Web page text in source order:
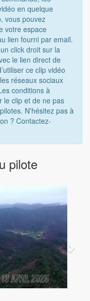
en quelque
vous pouvez
votre espace
lien fourni par email.
click droit sur la
le lien direct de
ce clip vidéo
réseaux sociaux
conditions à
le clip et de ne pas
N'hésitez pas à
? Contactez-
pilote